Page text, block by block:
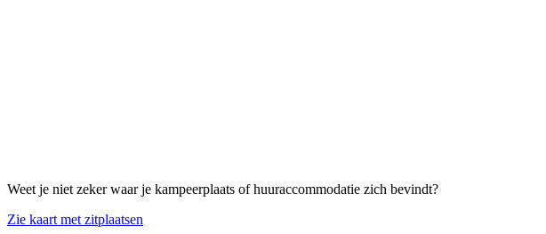
Weet je niet zeker waar je kampeerplaats of huuraccommodatie zich bevindt?
Zie kaart met zitplaatsen